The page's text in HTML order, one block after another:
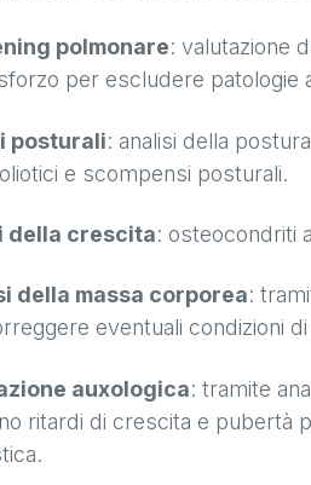
polmonare: valutazione
per escludere patologie
posturali: analisi della
e scompensi posturali.
della crescita: osteocondriti
della massa corporea:
eventuali condizioni
auxologica: tramite
ritardi di crescita e pubertà